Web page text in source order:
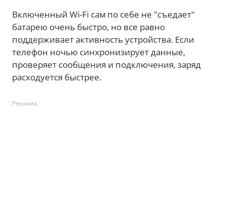
Включенный Wi-Fi сам по себе не "съедает"
батарею очень быстро, но все равно
поддерживает активность устройства. Если
телефон ночью синхронизирует данные,
проверяет сообщения и подключения, заряд
расходуется быстрее.
Реклама